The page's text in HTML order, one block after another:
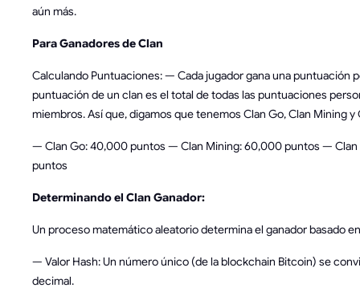
aún más.
Para Ganadores de Clan
Calculando Puntuaciones: — Cada jugador gana una puntuación
puntuación de un clan es el total de todas las puntuaciones
miembros. Así que, digamos que tenemos Clan Go, Clan Mining y
— Clan Go: 40,000 puntos — Clan Mining: 60,000 puntos — Clan
puntos
Determinando el Clan Ganador:
Un proceso matemático aleatorio determina el ganador basado
— Valor Hash: Un número único (de la blockchain Bitcoin) se
decimal.